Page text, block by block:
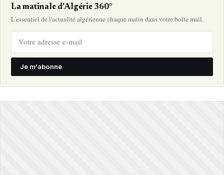
La matinale d'Algérie 360°
L'essentiel de l'actualité algérienne chaque matin dans votre boîte mail.
Je m'abonne